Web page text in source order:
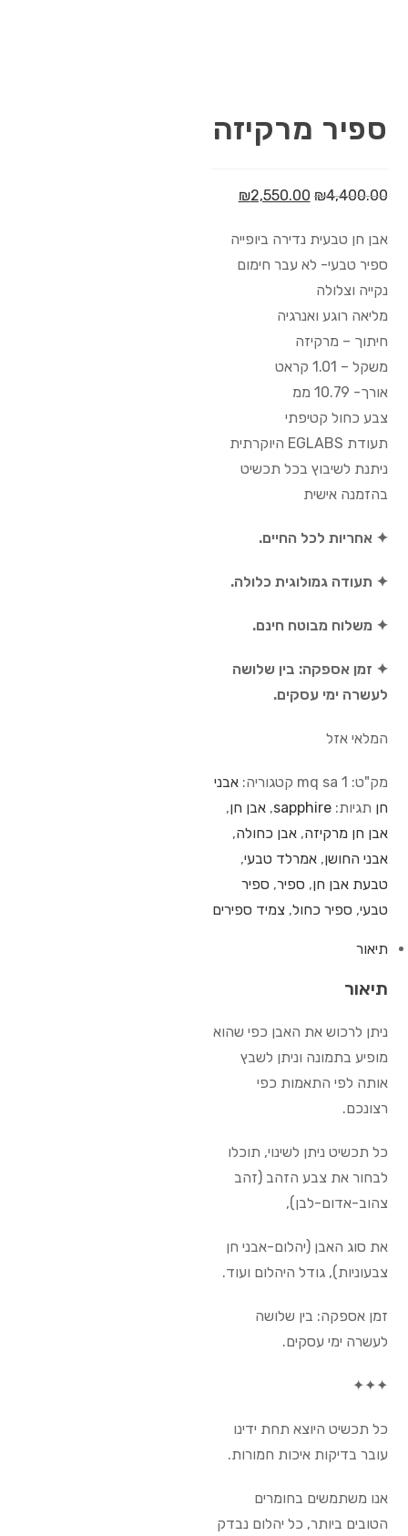
ספיר מרקיזה
₪4,400.00
₪2,550.00
אבן חן טבעית נדירה ביופייה
ספיר טבעי- לא עבר חימום
נקייה וצלולה
מליאה רוגע ואנרגיה
חיתוך – מרקיזה
משקל – 1.01 קראט
אורך- 10.79 ממ
צבע כחול קטיפתי
תעודת EGLABS היוקרתית
ניתנת לשיבוץ בכל תכשיט
בהזמנה אישית
✦ אחריות לכל החיים.
✦ תעודה גמולוגית כלולה.
✦ משלוח מבוטח חינם.
✦ זמן אספקה: בין שלושה
לעשרה ימי עסקים.
המלאי אזל
מק"ט: mq sa 1 קטגוריה:אבני
חן תגיות:sapphire
,אבן חן,
אבן חן מרקיזה,אבן כחולה,
אבני החושן,אמרלד טבעי,
טבעת אבן חן, ספיר, ספיר
טבעי, ספיר כחול, צמיד ספירים
תיאור
תיאור
ניתן לרכוש את האבן כפי שהוא
מופיע בתמונה וניתן לשבץ
אותה לפי התאמות כפי
רצונכם.
כל תכשיט ניתן לשינוי, תוכלו
לבחור את צבע הזהב (זהב
צהוב-אדום-לבן),
את סוג האבן (יהלום-אבני חן
צבעוניות), גודל היהלום ועוד.
זמן אספקה: בין שלושה
לעשרה ימי עסקים.
✦✦✦
כל תכשיט היוצא תחת ידינו
עובר בדיקות איכות חמורות.
אנו משתמשים בחומרים
הטובים ביותר, כל יהלום נבדק